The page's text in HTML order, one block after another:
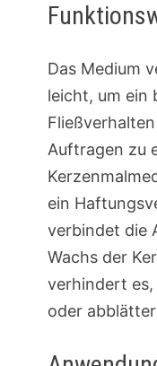
Das Medium
leicht, um ein
Auftragen zu
ein
verbindet die
Wachs der
verhindert es,
oder